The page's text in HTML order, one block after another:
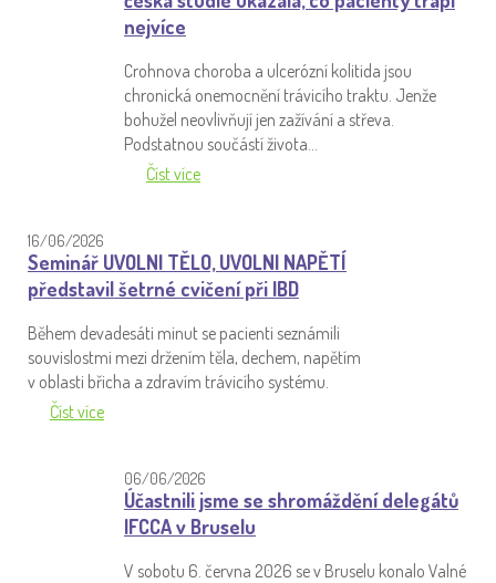
nejvíce
Crohnova choroba a ulcerózní kolitida jsou
chronická onemocnění trávicího traktu. Jenže
bohužel neovlivňují jen zažívání a střeva.
Podstatnou součástí života…
Číst více
16/06/2026
Seminář UVOLNI TĚLO, UVOLNI NAPĚTÍ
představil šetrné cvičení při IBD
Během devadesáti minut se pacienti seznámili
souvislostmi mezi držením těla, dechem, napětím
v oblasti břicha a zdravím trávicího systému.
Číst více
06/06/2026
Účastnili jsme se shromáždění delegátů
IFCCA v Bruselu
V sobotu 6. června 2026 se v Bruselu konalo Valné